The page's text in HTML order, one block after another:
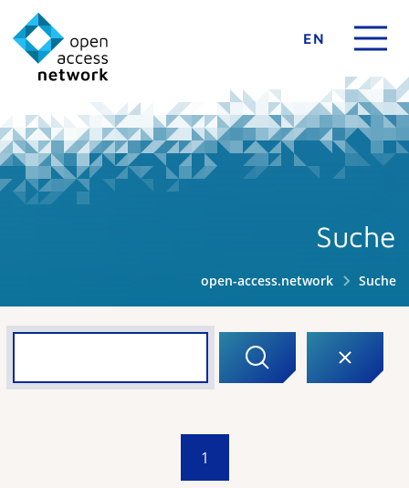
EN
Suche
open-access.network Suche
1